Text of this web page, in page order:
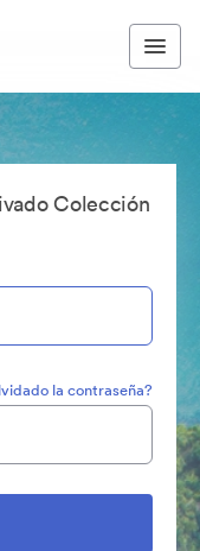
Colección
la contraseña?